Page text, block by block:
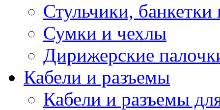
Стульчики, банкетки
Сумки и чехлы
Дирижерские
Кабели и разъемы
Кабели и разъемы